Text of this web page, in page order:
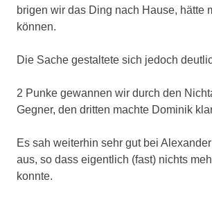
brigen wir das Ding nach Hause, hätte
können.
Die Sache gestaltete sich jedoch
2 Punke gewannen wir durch den
Gegner, den dritten machte Dominik
Es sah weiterhin sehr gut bei
aus, so dass eigentlich (fast) nichts
konnte.